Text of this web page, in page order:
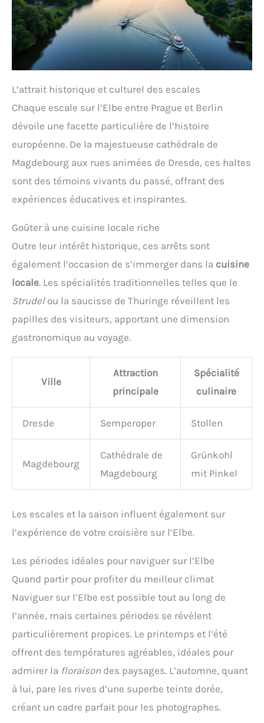
L’attrait historique et culturel des escales
Chaque escale sur l’Elbe entre Prague et Berlin
dévoile une facette particulière de l’histoire
européenne. De la majestueuse cathédrale de
Magdebourg aux rues animées de Dresde, ces haltes
sont des témoins vivants du passé, offrant des
expériences éducatives et inspirantes.
Goûter à une cuisine locale riche
Outre leur intérêt historique, ces arrêts sont
également l’occasion de s’immerger dans la cuisine
locale. Les spécialités traditionnelles telles que le
Strudelou la saucisse de Thuringe réveillent les
papilles des visiteurs, apportant une dimension
gastronomique au voyage.
Ville
Attraction
principale
Spécialité
culinaire
Dresde Semperoper Stollen
Magdebourg
Cathédrale de
Magdebourg
Grünkohl
mit Pinkel
Les escales et la saison influent également sur
l’expérience de votre croisière sur l’Elbe.
Les périodes idéales pour naviguer sur l’Elbe
Quand partir pour profiter du meilleur climat
Naviguer sur l’Elbe est possible tout au long de
l’année, mais certaines périodes se révèlent
particulièrement propices. Le printemps et l’été
offrent des températures agréables, idéales pour
admirer la floraison des paysages. L’automne, quant
à lui, pare les rives d’une superbe teinte dorée,
créant un cadre parfait pour les photographes.